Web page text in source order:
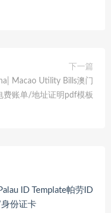
下一篇
Macao Utility Bills澳门
费账单/地址证明pdf模板